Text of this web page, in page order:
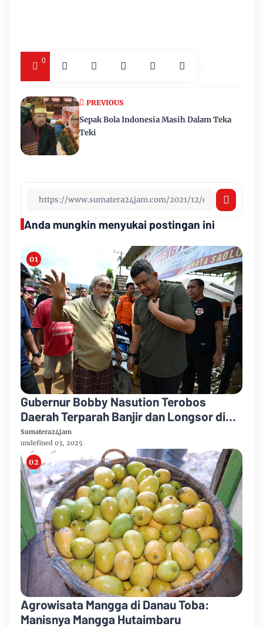
0
PREVIOUS
Sepak Bola Indonesia Masih Dalam Teka
Teki
Anda mungkin menyukai postingan ini
Gubernur Bobby Nasution Terobos
Daerah Terparah Banjir dan Longsor di
Tapteng
Sumatera24jam
undefined 03, 2025
Agrowisata Mangga di Danau Toba:
Manisnya Mangga Hutaimbaru